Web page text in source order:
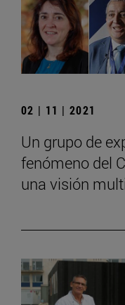
02 | 11 | 2021
Un grupo de
fenómeno del
una visión